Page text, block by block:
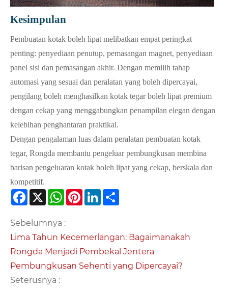
Kesimpulan
Pembuatan kotak boleh lipat melibatkan empat peringkat
penting: penyediaan penutup, pemasangan magnet, penyediaan
panel sisi dan pemasangan akhir. Dengan memilih tahap
automasi yang sesuai dan peralatan yang boleh dipercayai,
pengilang boleh menghasilkan kotak tegar boleh lipat premium
dengan cekap yang menggabungkan penampilan elegan dengan
kelebihan penghantaran praktikal.
Dengan pengalaman luas dalam peralatan pembuatan kotak
tegar, Rongda membantu pengeluar pembungkusan membina
barisan pengeluaran kotak boleh lipat yang cekap, berskala dan
kompetitif.
Facebook
X WhatsApp
Pinterest
LinkedIn
Sebelumnya :
Lima Tahun Kecemerlangan: Bagaimanakah
Rongda Menjadi Pembekal Jentera
Pembungkusan Sehenti yang Dipercayai?
Seterusnya :